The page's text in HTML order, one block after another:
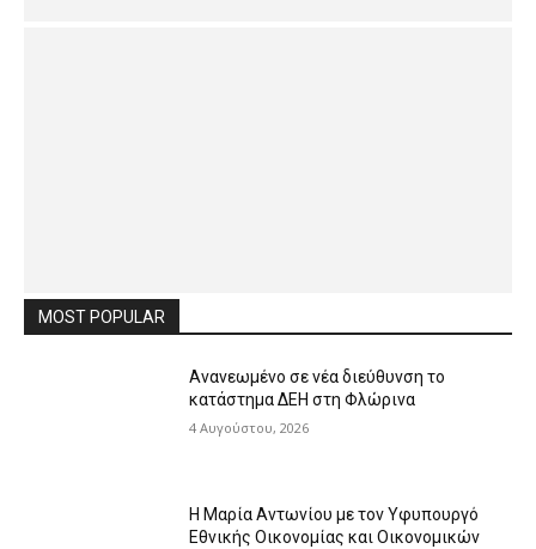
MOST POPULAR
Ανανεωμένο σε νέα διεύθυνση το
κατάστημα ΔΕΗ στη Φλώρινα
4 Αυγούστου, 2026
Η Μαρία Αντωνίου με τον Υφυπουργό
Εθνικής Οικονομίας και Οικονομικών